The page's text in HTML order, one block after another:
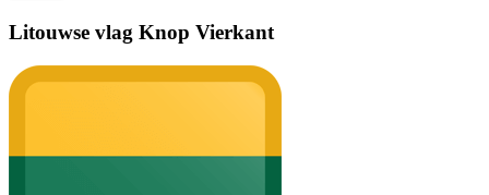
Litouwse vlag Knop Vierkant